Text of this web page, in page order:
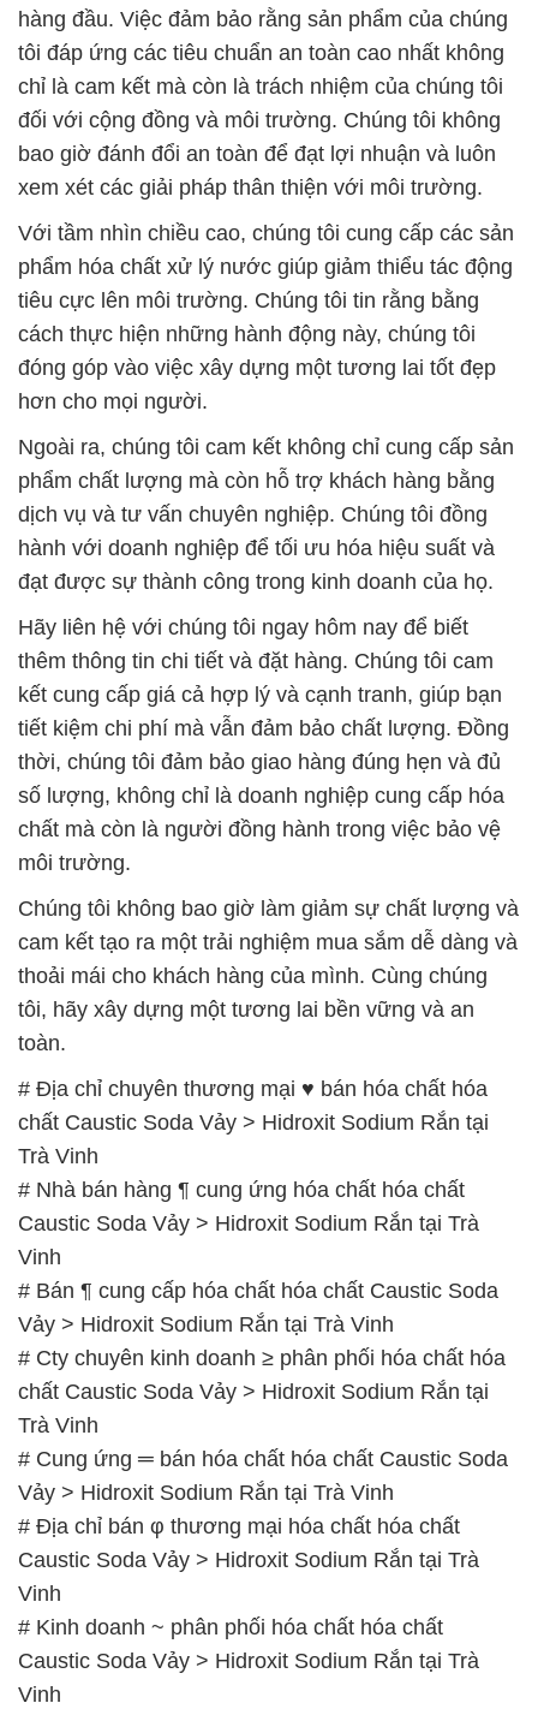
hàng đầu. Việc đảm bảo rằng sản phẩm của chúng
tôi đáp ứng các tiêu chuẩn an toàn cao nhất không
chỉ là cam kết mà còn là trách nhiệm của chúng tôi
đối với cộng đồng và môi trường. Chúng tôi không
bao giờ đánh đổi an toàn để đạt lợi nhuận và luôn
xem xét các giải pháp thân thiện với môi trường.
Với tầm nhìn chiều cao, chúng tôi cung cấp các sản
phẩm hóa chất xử lý nước giúp giảm thiểu tác động
tiêu cực lên môi trường. Chúng tôi tin rằng bằng
cách thực hiện những hành động này, chúng tôi
đóng góp vào việc xây dựng một tương lai tốt đẹp
hơn cho mọi người.
Ngoài ra, chúng tôi cam kết không chỉ cung cấp sản
phẩm chất lượng mà còn hỗ trợ khách hàng bằng
dịch vụ và tư vấn chuyên nghiệp. Chúng tôi đồng
hành với doanh nghiệp để tối ưu hóa hiệu suất và
đạt được sự thành công trong kinh doanh của họ.
Hãy liên hệ với chúng tôi ngay hôm nay để biết
thêm thông tin chi tiết và đặt hàng. Chúng tôi cam
kết cung cấp giá cả hợp lý và cạnh tranh, giúp bạn
tiết kiệm chi phí mà vẫn đảm bảo chất lượng. Đồng
thời, chúng tôi đảm bảo giao hàng đúng hẹn và đủ
số lượng, không chỉ là doanh nghiệp cung cấp hóa
chất mà còn là người đồng hành trong việc bảo vệ
môi trường.
Chúng tôi không bao giờ làm giảm sự chất lượng và
cam kết tạo ra một trải nghiệm mua sắm dễ dàng và
thoải mái cho khách hàng của mình. Cùng chúng
tôi, hãy xây dựng một tương lai bền vững và an
toàn.
# Địa chỉ chuyên thương mại ♥ bán hóa chất hóa
chất Caustic Soda Vảy > Hidroxit Sodium Rắn tại
Trà Vinh
# Nhà bán hàng ¶ cung ứng hóa chất hóa chất
Caustic Soda Vảy > Hidroxit Sodium Rắn tại Trà
Vinh
# Bán ¶ cung cấp hóa chất hóa chất Caustic Soda
Vảy > Hidroxit Sodium Rắn tại Trà Vinh
# Cty chuyên kinh doanh ≥ phân phối hóa chất hóa
chất Caustic Soda Vảy > Hidroxit Sodium Rắn tại
Trà Vinh
# Cung ứng ═ bán hóa chất hóa chất Caustic Soda
Vảy > Hidroxit Sodium Rắn tại Trà Vinh
# Địa chỉ bán φ thương mại hóa chất hóa chất
Caustic Soda Vảy > Hidroxit Sodium Rắn tại Trà
Vinh
# Kinh doanh ~ phân phối hóa chất hóa chất
Caustic Soda Vảy > Hidroxit Sodium Rắn tại Trà
Vinh